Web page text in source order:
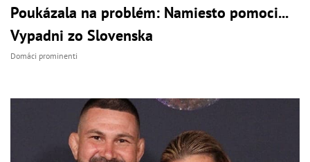
Poukázala na problém: Namiesto pomoci...
Vypadni zo Slovenska
Domáci prominenti